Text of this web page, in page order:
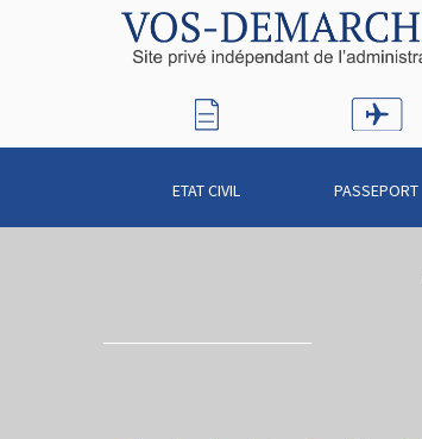
ETAT CIVIL PASSEPORT